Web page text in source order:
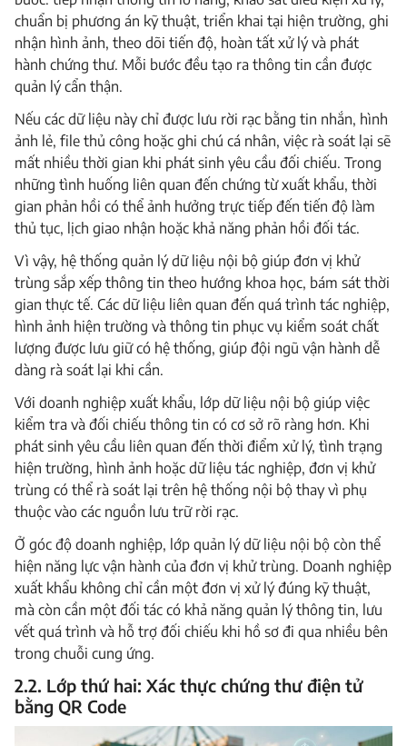
chuẩn bị phương án kỹ thuật, triển khai tại hiện trường, ghi
nhận hình ảnh, theo dõi tiến độ, hoàn tất xử lý và phát
hành chứng thư. Mỗi bước đều tạo ra thông tin cần được
quản lý cẩn thận.
Nếu các dữ liệu này chỉ được lưu rời rạc bằng tin nhắn, hình
ảnh lẻ, file thủ công hoặc ghi chú cá nhân, việc rà soát lại sẽ
mất nhiều thời gian khi phát sinh yêu cầu đối chiếu. Trong
những tình huống liên quan đến chứng từ xuất khẩu, thời
gian phản hồi có thể ảnh hưởng trực tiếp đến tiến độ làm
thủ tục, lịch giao nhận hoặc khả năng phản hồi đối tác.
Vì vậy, hệ thống quản lý dữ liệu nội bộ giúp đơn vị khử
trùng sắp xếp thông tin theo hướng khoa học, bám sát thời
gian thực tế. Các dữ liệu liên quan đến quá trình tác nghiệp,
hình ảnh hiện trường và thông tin phục vụ kiểm soát chất
lượng được lưu giữ có hệ thống, giúp đội ngũ vận hành dễ
dàng rà soát lại khi cần.
Với doanh nghiệp xuất khẩu, lớp dữ liệu nội bộ giúp việc
kiểm tra và đối chiếu thông tin có cơ sở rõ ràng hơn. Khi
phát sinh yêu cầu liên quan đến thời điểm xử lý, tình trạng
hiện trường, hình ảnh hoặc dữ liệu tác nghiệp, đơn vị khử
trùng có thể rà soát lại trên hệ thống nội bộ thay vì phụ
thuộc vào các nguồn lưu trữ rời rạc.
Ở góc độ doanh nghiệp, lớp quản lý dữ liệu nội bộ còn thể
hiện năng lực vận hành của đơn vị khử trùng. Doanh nghiệp
xuất khẩu không chỉ cần một đơn vị xử lý đúng kỹ thuật,
mà còn cần một đối tác có khả năng quản lý thông tin, lưu
vết quá trình và hỗ trợ đối chiếu khi hồ sơ đi qua nhiều bên
trong chuỗi cung ứng.
2.2. Lớp thứ hai: Xác thực chứng thư điện tử
bằng QR Code